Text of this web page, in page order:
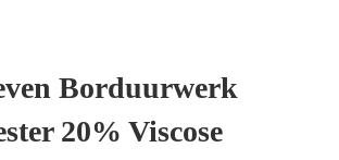
Borduurwerk
20% Viscose